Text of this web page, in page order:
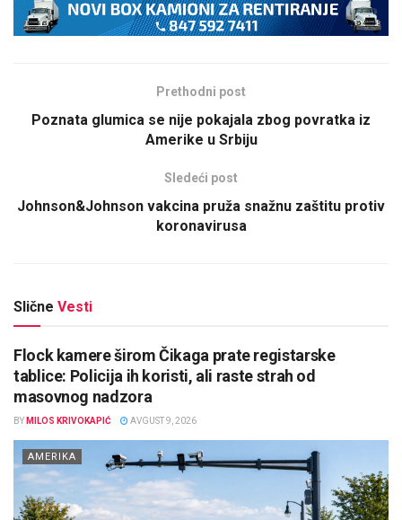
Prethodni post
Poznata glumica se nije pokajala zbog povratka iz
Amerike u Srbiju
Sledeći post
Johnson&Johnson vakcina pruža snažnu zaštitu protiv
koronavirusa
Slične Vesti
Flock kamere širom Čikaga prate registarske
tablice: Policija ih koristi, ali raste strah od
masovnog nadzora
BY MILOS KRIVOKAPIĆ AVGUST 9, 2026
AMERIKA